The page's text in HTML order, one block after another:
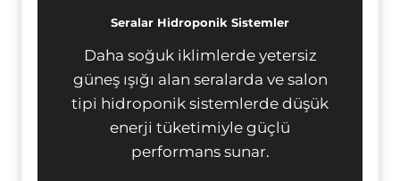
Seralar Hidroponik Sistemler
Daha soğuk iklimlerde yetersiz
güneş ışığı alan seralarda ve salon
tipi hidroponik sistemlerde düşük
enerji tüketimiyle güçlü
performans sunar.